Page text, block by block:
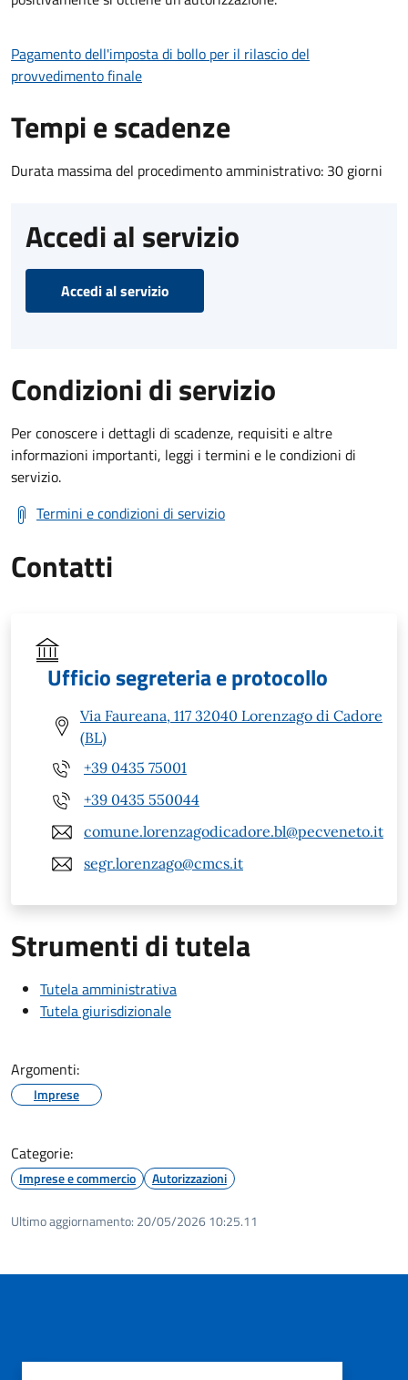
Pagamento dell'imposta di bollo per il rilascio del
provvedimento finale
Tempi e scadenze
Durata massima del procedimento amministrativo: 30 giorni
Accedi al servizio
Accedi al servizio
Condizioni di servizio
Per conoscere i dettagli di scadenze, requisiti e altre
informazioni importanti, leggi i termini e le condizioni di
servizio.
Termini e condizioni di servizio
Contatti
Ufficio segreteria e protocollo
Via Faureana, 117 32040 Lorenzago di Cadore
(BL)
+39 0435 75001
+39 0435 550044
comune.lorenzagodicadore.bl@pecveneto.it
segr.lorenzago@cmcs.it
Strumenti di tutela
Tutela amministrativa
Tutela giurisdizionale
Argomenti:
Imprese
Categorie:
Imprese e commercio Autorizzazioni
Ultimo aggiornamento: 20/05/2026 10:25.11